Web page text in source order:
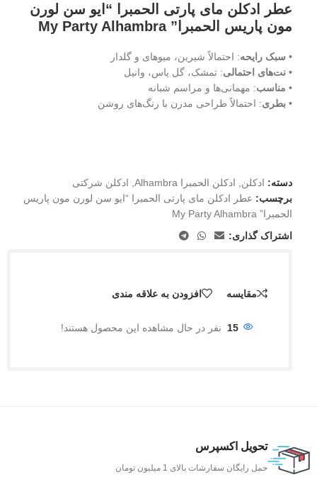
عطر ادکلن مای پارتی الحمبرا “ایو سن لورن
مون پاریس الحمبرا” My Party Alhambra
• سبک رایحه: احتمالاً شیرین، میوهای و گلدار
• نت‌های احتمالی: تمشک، گل یاس، وانیل
• مناسب: مهمانی‌ها و مراسم شبانه
• بطری: احتمالاً طراحی مدرن با رنگ‌های روشن
دسته: ادکلن ادکلن الحمبرا Alhambra
ادکلن شرکتی
برچسب: عطر ادکلن مای پارتی الحمبرا “ایو سن لورن مون پاریس
الحمبرا” My Party Alhambra
اشتراک گذاری:
مقایسه افزودن به علاقه مندی
15 نفر در حال مشاهده این محصول هستند!
تحویل اکسپرس
حمل رایگان سفارشات بالای 1 میلیون تومان